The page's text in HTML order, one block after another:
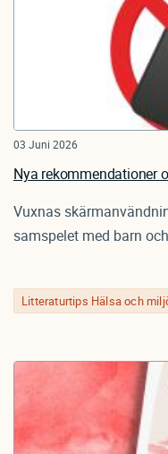
Litteraturtips Hälsa och
03 Juni 2026
Nya rekommendationer
Vuxnas
samspelet med barn